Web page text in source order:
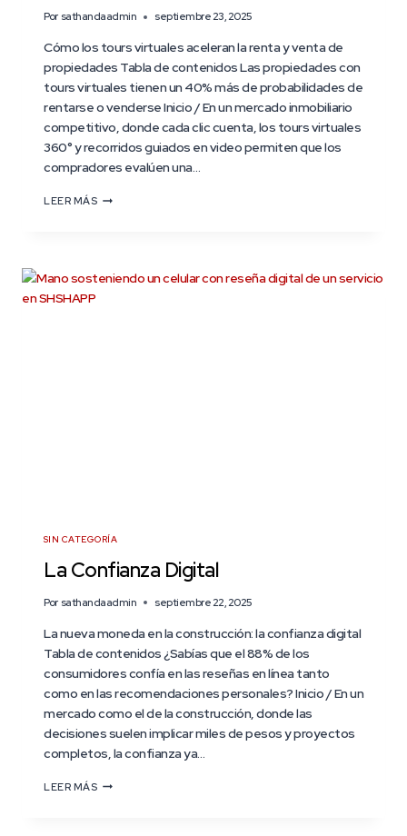
Por sathandaadmin septiembre 23, 2025
Cómo los tours virtuales aceleran la renta y venta de
propiedades Tabla de contenidos Las propiedades con
tours virtuales tienen un 40% más de probabilidades de
rentarse o venderse Inicio / En un mercado inmobiliario
competitivo, donde cada clic cuenta, los tours virtuales
360° y recorridos guiados en video permiten que los
compradores evalúen una…
LEER MÁS
SIN CATEGORÍA
La Confianza Digital
Por sathandaadmin septiembre 22, 2025
La nueva moneda en la construcción: la confianza digital
Tabla de contenidos ¿Sabías que el 88% de los
consumidores confía en las reseñas en línea tanto
como en las recomendaciones personales? Inicio / En un
mercado como el de la construcción, donde las
decisiones suelen implicar miles de pesos y proyectos
completos, la confianza ya…
LEER MÁS